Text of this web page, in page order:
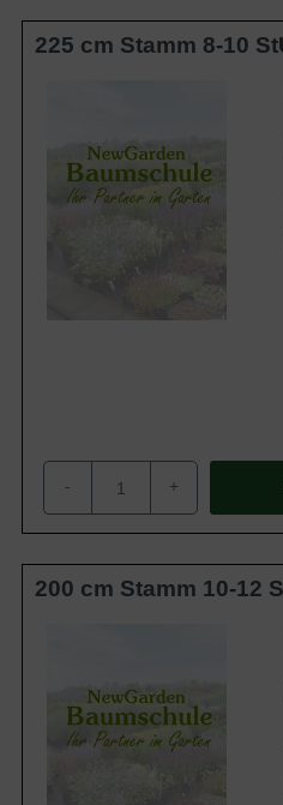
225 cm Stamm 8-10
- +
200 cm Stamm 10-12